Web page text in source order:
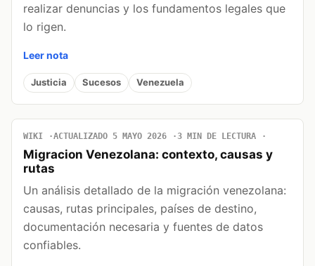
realizar denuncias y los fundamentos legales que
lo rigen.
Leer nota
Justicia Sucesos Venezuela
WIKI ACTUALIZADO 5 MAYO 2026 3 MIN DE LECTURA
Migracion Venezolana: contexto, causas y
rutas
Un análisis detallado de la migración venezolana:
causas, rutas principales, países de destino,
documentación necesaria y fuentes de datos
confiables.